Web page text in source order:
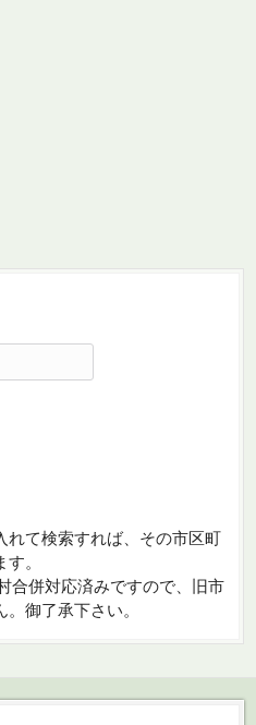
れて検索すれば、その市区町
。
合併対応済みですので、旧市
御了承下さい。